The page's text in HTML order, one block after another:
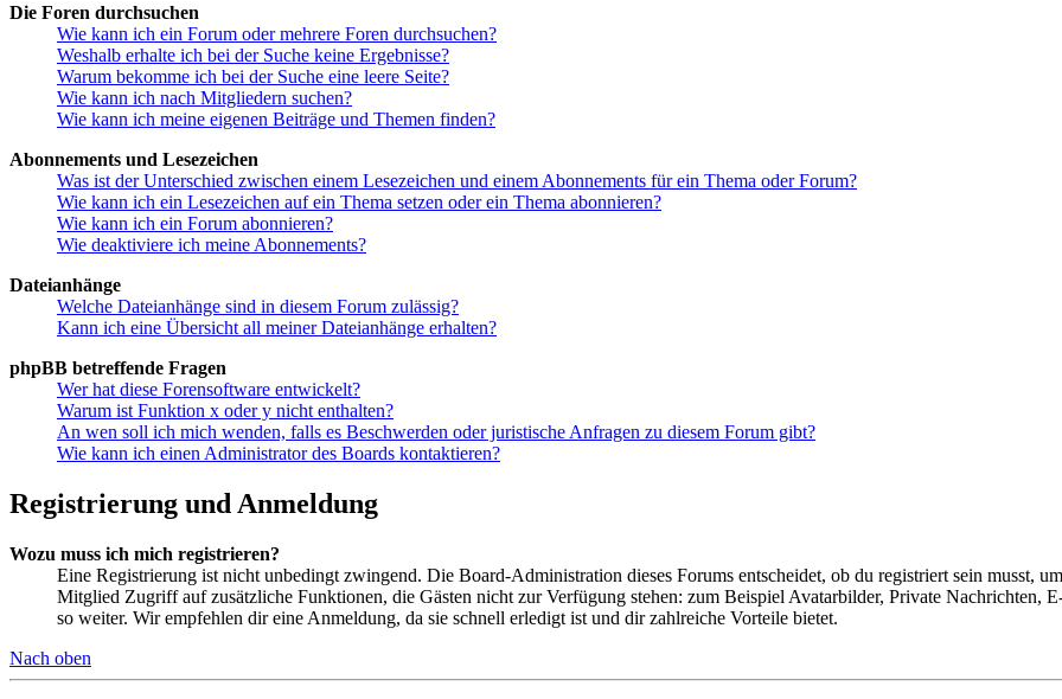
Die Foren durchsuchen
Wie kann ich ein Forum oder mehrere Foren durchsuchen?
Weshalb erhalte ich bei der Suche keine Ergebnisse?
Warum bekomme ich bei der Suche eine leere Seite?
Wie kann ich nach Mitgliedern suchen?
Wie kann ich meine eigenen Beiträge und Themen finden?
Abonnements und Lesezeichen
Was ist der Unterschied zwischen einem Lesezeichen und einem Abonnements für ein Thema oder Forum?
Wie kann ich ein Lesezeichen auf ein Thema setzen oder ein Thema abonnieren?
Wie kann ich ein Forum abonnieren?
Wie deaktiviere ich meine Abonnements?
Dateianhänge
Welche Dateianhänge sind in diesem Forum zulässig?
Kann ich eine Übersicht all meiner Dateianhänge erhalten?
phpBB betreffende Fragen
Wer hat diese Forensoftware entwickelt?
Warum ist Funktion x oder y nicht enthalten?
An wen soll ich mich wenden, falls es Beschwerden oder juristische Anfragen zu diesem Forum gibt?
Wie kann ich einen Administrator des Boards kontaktieren?
Registrierung und Anmeldung
Wozu muss ich mich registrieren?
Eine Registrierung ist nicht unbedingt zwingend. Die Board-Administration dieses Forums entscheidet, ob du registriert sein musst,
Mitglied Zugriff auf zusätzliche Funktionen, die Gästen nicht zur Verfügung stehen: zum Beispiel Avatarbilder, Private Nachrichten,
so weiter. Wir empfehlen dir eine Anmeldung, da sie schnell erledigt ist und dir zahlreiche Vorteile bietet.
Nach oben